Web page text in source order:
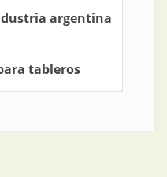
argentina
tableros